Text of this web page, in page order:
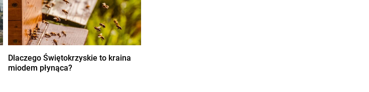
Dlaczego Świętokrzyskie to kraina
miodem płynąca?